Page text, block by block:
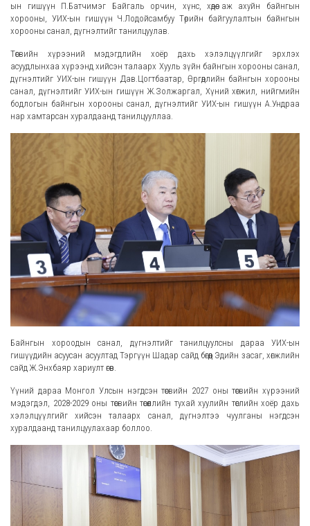
ын гишүүн П.Батчимэг Байгаль орчин, хүнс, хөдөө аж ахуйн байнгын
хорооны, УИХ-ын гишүүн Ч.Лодойсамбуу Төрийн байгуулалтын байнгын
хорооны санал, дүгнэлтийг танилцуулав.
Төсвийн хүрээний мэдэгдлийн хоёр дахь хэлэлцүүлгийг эрхлэх
асуудлынхаа хүрээнд хийсэн талаарх Хууль зүйн байнгын хорооны санал,
дүгнэлтийг УИХ-ын гишүүн Дав.Цогтбаатар, Өргөдлийн байнгын хорооны
санал, дүгнэлтийг УИХ-ын гишүүн Ж.Золжаргал, Хүний хөгжил, нийгмийн
бодлогын байнгын хорооны санал, дүгнэлтийг УИХ-ын гишүүн А.Ундраа
нар хамтарсан хуралдаанд танилцууллаа.
Байнгын хороодын санал, дүгнэлтийг танилцуулсны дараа УИХ-ын
гишүүдийн асуусан асуултад Тэргүүн Шадар сайд бөгөөд Эдийн засаг, хөгжлийн
сайд Ж.Энхбаяр хариулт өгөв.
Үүний дараа Монгол Улсын нэгдсэн төсвийн 2027 оны төсвийн хүрээний
мэдэгдэл, 2028-2029 оны төсвийн төсөөллийн тухай хуулийн төслийн хоёр дахь
хэлэлцүүлгийг хийсэн талаарх санал, дүгнэлтээ чуулганы нэгдсэн
хуралдаанд танилцуулахаар боллоо.